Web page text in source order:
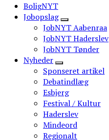
BoligNYT
Jobopslag
JobNYT Aabenraa
JobNYT Haderslev
JobNYT Tønder
Nyheder
Sponseret artikel
Debatindlæg
Esbjerg
Festival / Kultur
Haderslev
Mindeord
Regionalt